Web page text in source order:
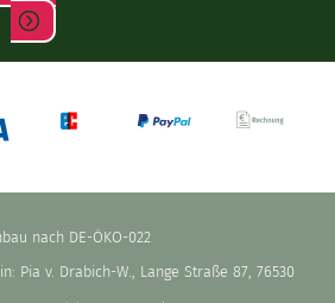
nach DE-ÖKO-022
Pia v. Drabich-W., Lange Straße 87, 76530